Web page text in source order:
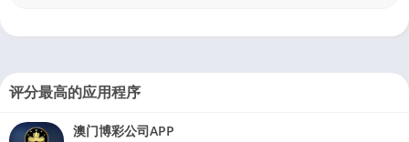
评分最高的应用程序
澳门博彩公司APP